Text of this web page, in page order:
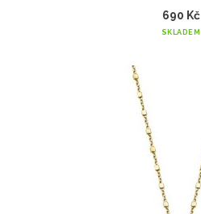
690 Kč
SKLADEM